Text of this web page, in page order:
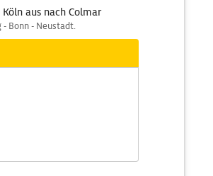
aus nach Colmar
Bonn - Neustadt.